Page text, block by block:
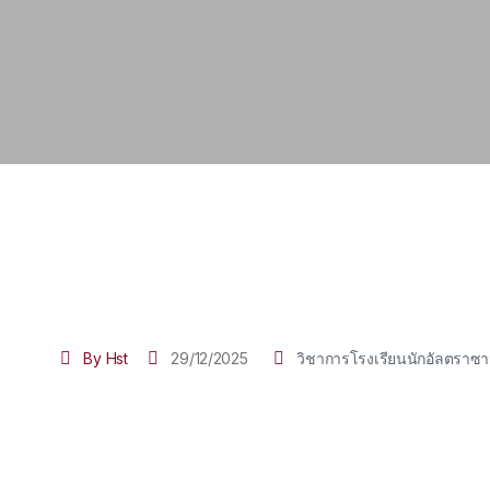
By Hst 29/12/2025 วิชาการโรงเรียนนักอัลตราซ